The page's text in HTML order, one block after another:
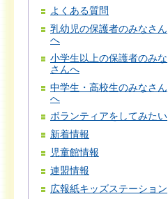
よくある質問
乳幼児の保護者のみなさん
へ
小学生以上の保護者のみな
さんへ
中学生・高校生のみなさん
へ
ボランティアをしてみたい
新着情報
児童館情報
連盟情報
広報紙キッズステーション